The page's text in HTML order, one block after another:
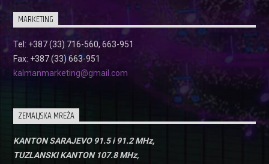
MARKETING
Tel: +387 (33) 716-560, 663-951
Fax: +387 (33) 663-951
kalmanmarketing@gmail.com
ZEMALJSKA MREŽA
KANTON SARAJEVO 91.5 i 91.2 MHz,
TUZLANSKI KANTON 107.8 MHz,